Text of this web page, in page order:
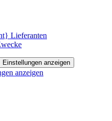
Lieferanten
Einstellungen anzeigen
anzeigen